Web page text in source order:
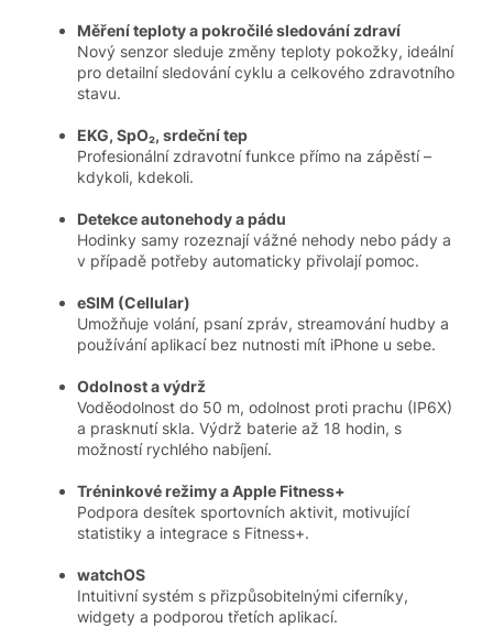
Měření teploty a pokročilé sledování zdraví
Nový senzor sleduje změny teploty pokožky, ideální
pro detailní sledování cyklu a celkového zdravotního
stavu.
EKG, SpO₂, srdeční tep
Profesionální zdravotní funkce přímo na zápěstí –
kdykoli, kdekoli.
Detekce autonehody a pádu
Hodinky samy rozeznají vážné nehody nebo pády a
v případě potřeby automaticky přivolají pomoc.
eSIM (Cellular)
Umožňuje volání, psaní zpráv, streamování hudby a
používání aplikací bez nutnosti mít iPhone u sebe.
Odolnost a výdrž
Voděodolnost do 50 m, odolnost proti prachu (IP6X)
a prasknutí skla. Výdrž baterie až 18 hodin, s
možností rychlého nabíjení.
Tréninkové režimy a Apple Fitness+
Podpora desítek sportovních aktivit, motivující
statistiky a integrace s Fitness+.
watchOS
Intuitivní systém s přizpůsobitelnými ciferníky,
widgety a podporou třetích aplikací.